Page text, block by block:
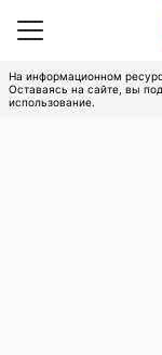
На информационном
Оставаясь на сайте, вы
использование.